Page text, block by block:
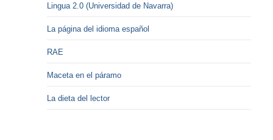
Lingua 2.0 (Universidad de Navarra)
La página del idioma español
RAE
Maceta en el páramo
La dieta del lector